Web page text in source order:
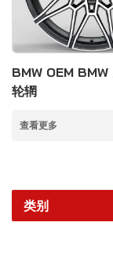
BMW OEM BMW
轮辋
查看更多
类别